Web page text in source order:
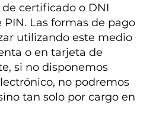
certificado o DNI
Las formas de pago
utilizando este medio
o en tarjeta de
si no disponemos
no podremos
tan solo por cargo en